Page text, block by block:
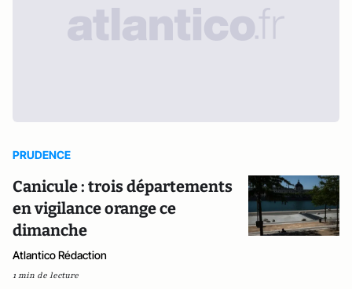
PRUDENCE
Canicule : trois départements
en vigilance orange ce
dimanche
Atlantico Rédaction
1 min de lecture